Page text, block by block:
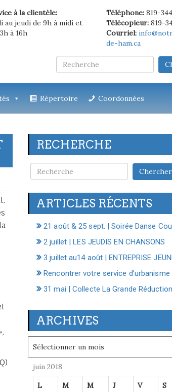
à la clientèle:
au jeudi de 9h à midi et
à 16h
Téléphone:819-
Télécopieur:819-
Courriel:
de-ham.ca
Répertoire Coordonnées
RECHERCHE
ARTICLES RÉCENTS
21 août & 25 sept. | Soirée Danse
2 juillet | LES JEUDIS EN CHANSONS
3 juillet au14 août | ENTREPRISE
Rencontrer votre service d’urbanisme
31 mai | Collecte La Grande Réduction
ARCHIVES
juin 2018
L M M J V S